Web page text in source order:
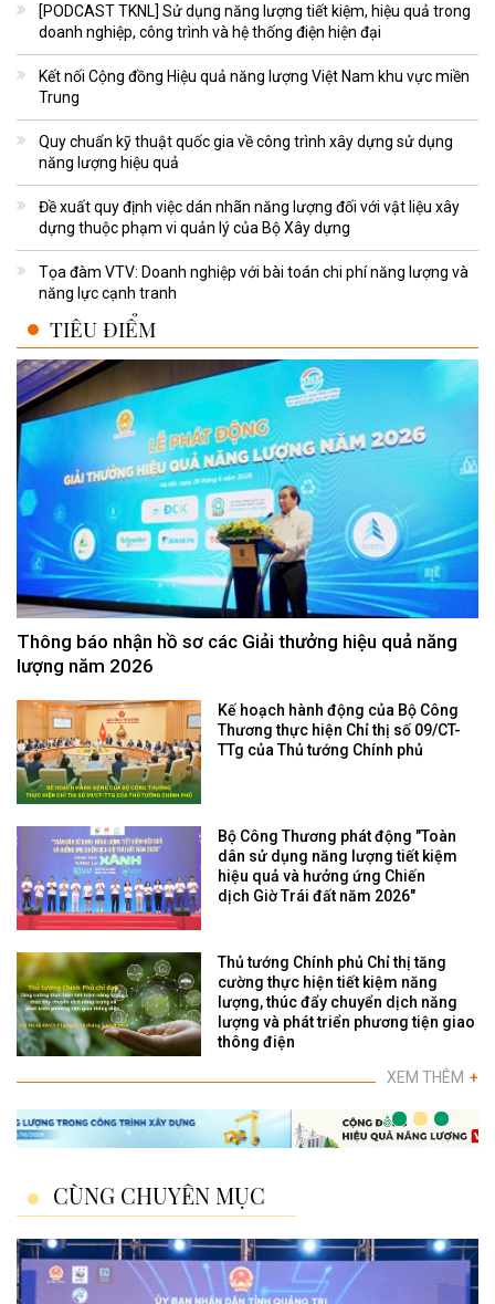
[PODCAST TKNL] Sử dụng năng lượng tiết kiệm, hiệu quả trong
doanh nghiệp, công trình và hệ thống điện hiện đại
Kết nối Cộng đồng Hiệu quả năng lượng Việt Nam khu vực miền
Trung
Quy chuẩn kỹ thuật quốc gia về công trình xây dựng sử dụng
năng lượng hiệu quả
Đề xuất quy định việc dán nhãn năng lượng đối với vật liệu xây
dựng thuộc phạm vi quản lý của Bộ Xây dựng
Tọa đàm VTV: Doanh nghiệp với bài toán chi phí năng lượng và
năng lực cạnh tranh
TIÊU ĐIỂM
Thông báo nhận hồ sơ các Giải thưởng hiệu quả năng
lượng năm 2026
Kế hoạch hành động của Bộ Công
Thương thực hiện Chỉ thị số 09/CT-
TTg của Thủ tướng Chính phủ
Bộ Công Thương phát động "Toàn
dân sử dụng năng lượng tiết kiệm
hiệu quả và hưởng ứng Chiến
dịch Giờ Trái đất năm 2026"
Thủ tướng Chính phủ Chỉ thị tăng
cường thực hiện tiết kiệm năng
lượng, thúc đẩy chuyển dịch năng
lượng và phát triển phương tiện giao
thông điện
XEM THÊM +
CÙNG CHUYÊN MỤC